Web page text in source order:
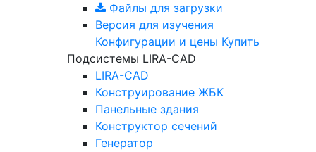
Файлы для загрузки
Версия для изучения
Конфигурации и цены Купить
Подсистемы LIRA-CAD
LIRA-CAD
Конструирование ЖБК
Панельные здания
Конструктор сечений
Генератор